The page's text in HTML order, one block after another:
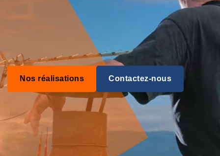
Nos réalisations Contactez-nous